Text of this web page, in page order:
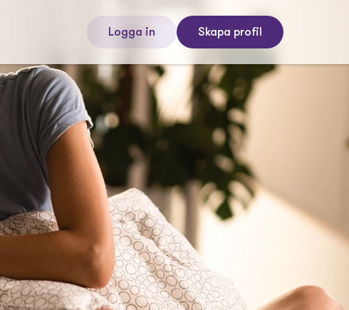
Logga in Skapa profil